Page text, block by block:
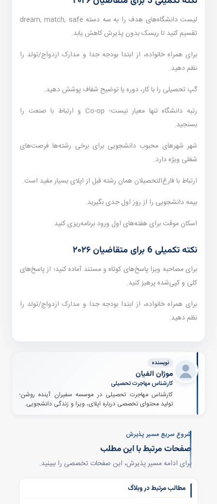
لیست دانشگاه‌های هدف را به سه دسته dream, match, safe
تقسیم کنید تا ریسک بدون پذیرش کاهش یابد.
برای همراه خانواده، از ابتدا بودجه جدا و مدارک ازدواج/تولد را
نظم دهید.
گپ تحصیلی را با کار، دوره یا توضیح شفاف پوشش دهید.
رتبه دانشگاه تنها معیار نیست؛ Co-op و ارتباط با صنعت را
بسنجید.
شهر شهرهای محبوب دانشجویی برای برخی رشته‌ها فرصت‌های
شغلی ویژه دارد.
ارتباط با فارغ‌التحصیلان همان رشته قبل از اپلای بسیار مفید است.
بیمه دانشجویی را از روز اول جدی بگیرید.
اسکان موقت برای هفته‌های اول ورود برنامه‌ریزی کنید.
نکته تکمیلی 6 برای متقاضیان ۲۰۲۶
برای مصاحبه ویزا پاسخ‌های کوتاه و مستند آماده کنید؛ از پاسخ‌های
کلی و کپی‌شده پرهیز کنید.
برای همراه خانواده، از ابتدا بودجه جدا و مدارک ازدواج/تولد را
نظم دهید.
نویسنده
موژان الفیان
کارشناس مهاجرت تحصیلی
کارشناس مهاجرت تحصیلی در موسسه سفیران آینده روشن؛
تولید محتوای تخصصی درباره اپلای، ویزا و زندگی دانشجویی.
شروع سریع مسیر پذیرش
صفحات مرتبط با این مطلب
برای ادامه مسیر پذیرش، این صفحات تخصصی را ببینید.
مطالب مرتبط در وبلاگ